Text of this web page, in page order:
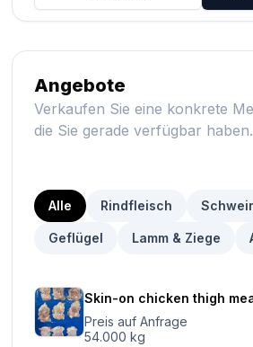
Angebote
Verkaufen Sie eine konkrete
die Sie gerade verfügbar haben.
Alle Rindfleisch
Geflügel Lamm & Ziege
Skin-on chicken thigh
Preis auf Anfrage
54.000 kg